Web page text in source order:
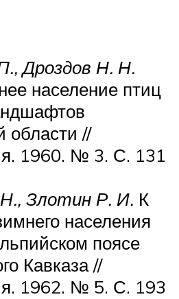
Дроздов Н. Н.
население птиц
области //
1960. № 3. С. 131
Злотин Р. И. К
населения
поясе
Кавказа //
1962. № 5. С. 193